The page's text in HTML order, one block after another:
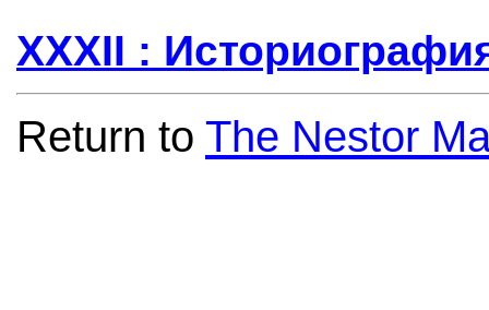
XXXII :
Return to The Nestor